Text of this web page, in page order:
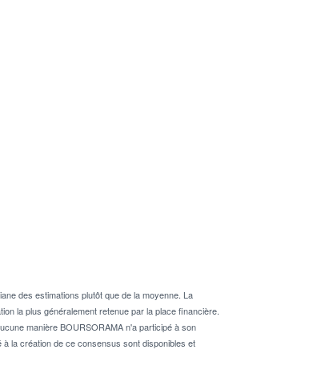
des estimations plutôt que de la moyenne. La
la plus généralement retenue par la place financière.
manière BOURSORAMA n'a participé à son
la création de ce consensus sont disponibles et